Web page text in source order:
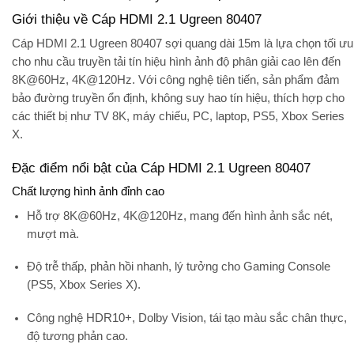
Giới thiệu về Cáp HDMI 2.1 Ugreen 80407
Cáp HDMI 2.1 Ugreen 80407 sợi quang dài 15m là lựa chọn tối ưu
cho nhu cầu truyền tải tín hiệu hình ảnh độ phân giải cao lên đến
8K@60Hz, 4K@120Hz. Với công nghệ tiên tiến, sản phẩm đảm
bảo đường truyền ổn định, không suy hao tín hiệu, thích hợp cho
các thiết bị như TV 8K, máy chiếu, PC, laptop, PS5, Xbox Series
X.
Đặc điểm nổi bật của Cáp HDMI 2.1 Ugreen 80407
Chất lượng hình ảnh đỉnh cao
Hỗ trợ 8K@60Hz, 4K@120Hz, mang đến hình ảnh sắc nét,
mượt mà.
Độ trễ thấp, phản hồi nhanh, lý tưởng cho Gaming Console
(PS5, Xbox Series X).
Công nghệ HDR10+, Dolby Vision, tái tạo màu sắc chân thực,
độ tương phản cao.